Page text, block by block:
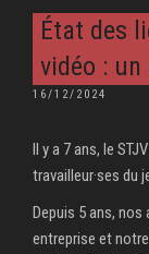
État des
vidéo : un
PUBLIÉ
16/12/2024
Il y a 7 ans, le
travailleur·ses du
Depuis 5 ans,
entreprise et